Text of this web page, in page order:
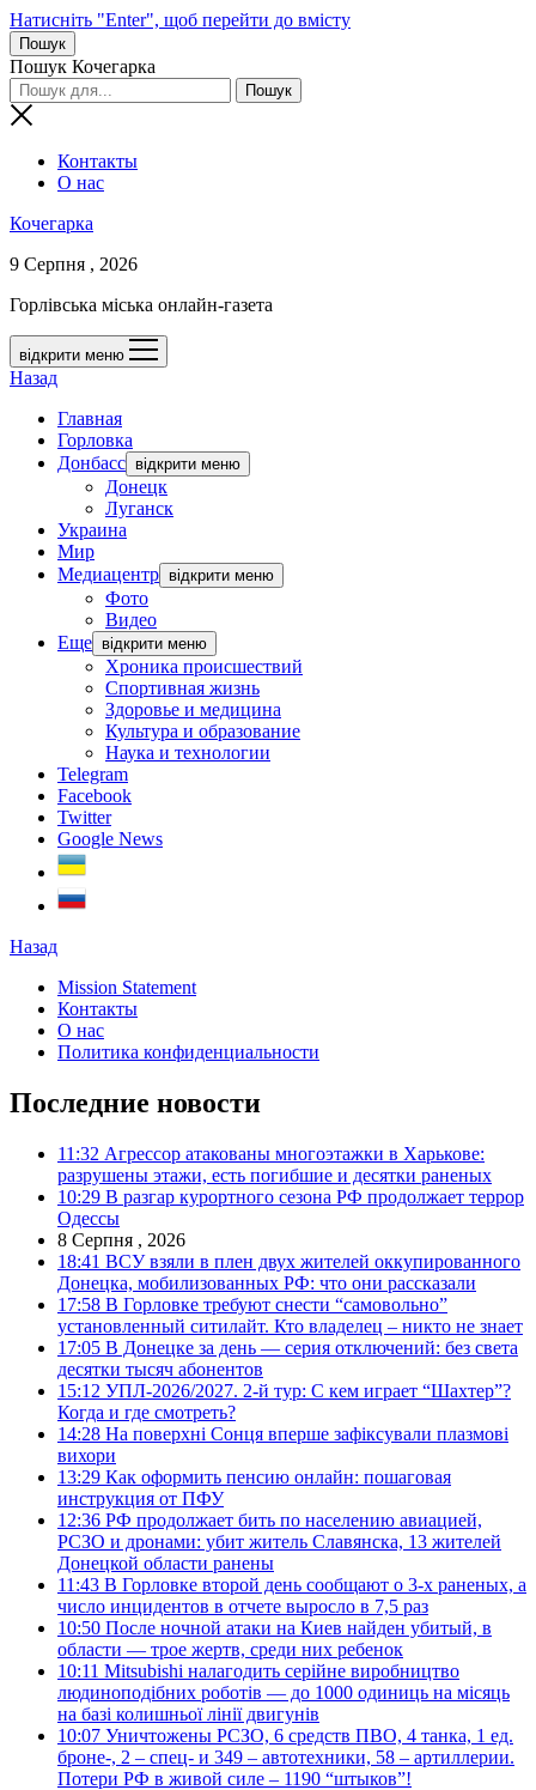
Натисніть "Enter", щоб перейти до вмісту
Пошук
Пошук Кочегарка
Контакты
О нас
Кочегарка
9 Серпня , 2026
Горлівська міська онлайн-газета
відкрити меню
Назад
Главная
Горловка
Донбасс відкрити меню
Донецк
Луганск
Украина
Мир
Медиацентр відкрити меню
Фото
Видео
Еще відкрити меню
Хроника происшествий
Спортивная жизнь
Здоровье и медицина
Культура и образование
Наука и технологии
Telegram
Facebook
Twitter
Google News
Назад
Mission Statement
Контакты
О нас
Политика конфиденциальности
Последние новости
11:32 Агрессор атакованы многоэтажки в Харькове:
разрушены этажи, есть погибшие и десятки раненых
10:29 В разгар курортного сезона РФ продолжает террор
Одессы
8 Серпня , 2026
18:41 ВСУ взяли в плен двух жителей оккупированного
Донецка, мобилизованных РФ: что они рассказали
17:58 В Горловке требуют снести “самовольно”
установленный ситилайт. Кто владелец – никто не знает
17:05 В Донецке за день — серия отключений: без света
десятки тысяч абонентов
15:12 УПЛ-2026/2027. 2-й тур: С кем играет “Шахтер”?
Когда и где смотреть?
14:28 На поверхні Сонця вперше зафіксували плазмові
вихори
13:29 Как оформить пенсию онлайн: пошаговая
инструкция от ПФУ
12:36 РФ продолжает бить по населению авиацией,
РСЗО и дронами: убит житель Славянска, 13 жителей
Донецкой области ранены
11:43 В Горловке второй день сообщают о 3-х раненых, а
число инцидентов в отчете выросло в 7,5 раз
10:50 После ночной атаки на Киев найден убитый, в
области — трое жертв, среди них ребенок
10:11 Mitsubishi налагодить серійне виробництво
людиноподібних роботів — до 1000 одиниць на місяць
на базі колишньої лінії двигунів
10:07 Уничтожены РСЗО, 6 средств ПВО, 4 танка, 1 ед.
броне-, 2 – спец- и 349 – автотехники, 58 – артиллерии.
Потери РФ в живой силе – 1190 “штыков”!